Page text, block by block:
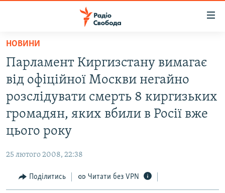
Перейти
основного
матеріалу
до
основної
навігації
до
ВСЕ ЗА ДОБУ
СПОРТ
РОСІЙСЬКА «ФІЛЬТРАЦІЯ»
ТИ ЯК?
НОВИНИ
Парламент Киргизстану вимагає
від офіційної Москви негайно
розслідувати смерть 8 киргизьких
громадян, яких вбили в Росії вже
цього року
25 лютого 2008, 22:38
Поділитись Читати без VPN